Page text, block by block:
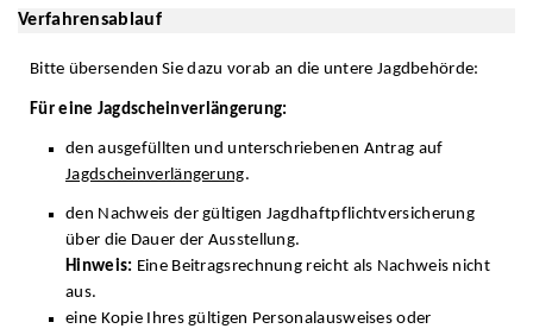
Verfahrensablauf
Bitte übersenden Sie dazu vorab an die untere Jagdbehörde:
Für eine Jagdscheinverlängerung:
den ausgefüllten und unterschriebenen Antrag auf
Jagdscheinverlängerung.
den Nachweis der gültigen Jagdhaftpflichtversicherung
über die Dauer der Ausstellung.
Hinweis: Eine Beitragsrechnung reicht als Nachweis nicht
aus.
eine Kopie Ihres gültigen Personalausweises oder